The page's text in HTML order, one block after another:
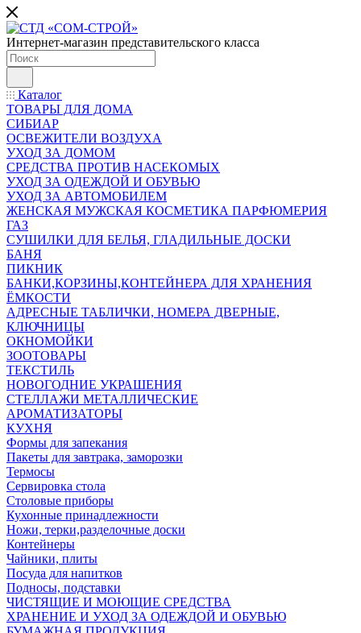
Интернет-магазин представительского класса
Каталог
ТОВАРЫ ДЛЯ ДОМА
СИБИАР
ОСВЕЖИТЕЛИ ВОЗДУХА
УХОД ЗА ДОМОМ
СРЕДСТВА ПРОТИВ НАСЕКОМЫХ
УХОД ЗА ОДЕЖДОЙ И ОБУВЬЮ
УХОД ЗА АВТОМОБИЛЕМ
ЖЕНСКАЯ МУЖСКАЯ КОСМЕТИКА ПАРФЮМЕРИЯ
ГАЗ
СУШИЛКИ ДЛЯ БЕЛЬЯ, ГЛАДИЛЬНЫЕ ДОСКИ
БАНЯ
ПИКНИК
БАНКИ,КОРЗИНЫ,КОНТЕЙНЕРА ДЛЯ ХРАНЕНИЯ
ЁМКОСТИ
АДРЕСНЫЕ ТАБЛИЧКИ, НОМЕРА ДВЕРНЫЕ,
КЛЮЧНИЦЫ
ОКНОМОЙКИ
ЗООТОВАРЫ
ТЕКСТИЛЬ
НОВОГОДНИЕ УКРАШЕНИЯ
СТЕЛЛАЖИ МЕТАЛЛИЧЕСКИЕ
АРОМАТИЗАТОРЫ
КУХНЯ
Формы для запекания
Пакеты для завтрака, заморозки
Термосы
Сервировка стола
Столовые приборы
Кухонные принадлежности
Ножи, терки,разделочные доски
Контейнеры
Чайники, плиты
Посуда для напитков
Подносы, подставки
ЧИСТЯЩИЕ И МОЮЩИЕ СРЕДСТВА
ХРАНЕНИЕ И УХОД ЗА ОДЕЖДОЙ И ОБУВЬЮ